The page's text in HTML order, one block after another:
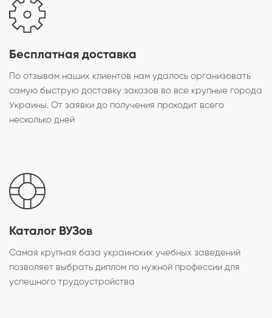
Бесплатная доставка
По отзывам наших клиентов нам удалось организовать
самую быструю доставку заказов во все крупные города
Украины. От заявки до получения проходит всего
несколько дней
Каталог ВУЗов
Самая крупная база украинских учебных заведений
позволяет выбрать диплом по нужной профессии для
успешного трудоустройства